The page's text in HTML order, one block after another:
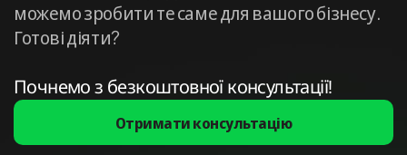
можемо зробити те саме для вашого бізнесу.
Готові діяти?
Почнемо з безкоштовної консультації!
Отримати консультацію